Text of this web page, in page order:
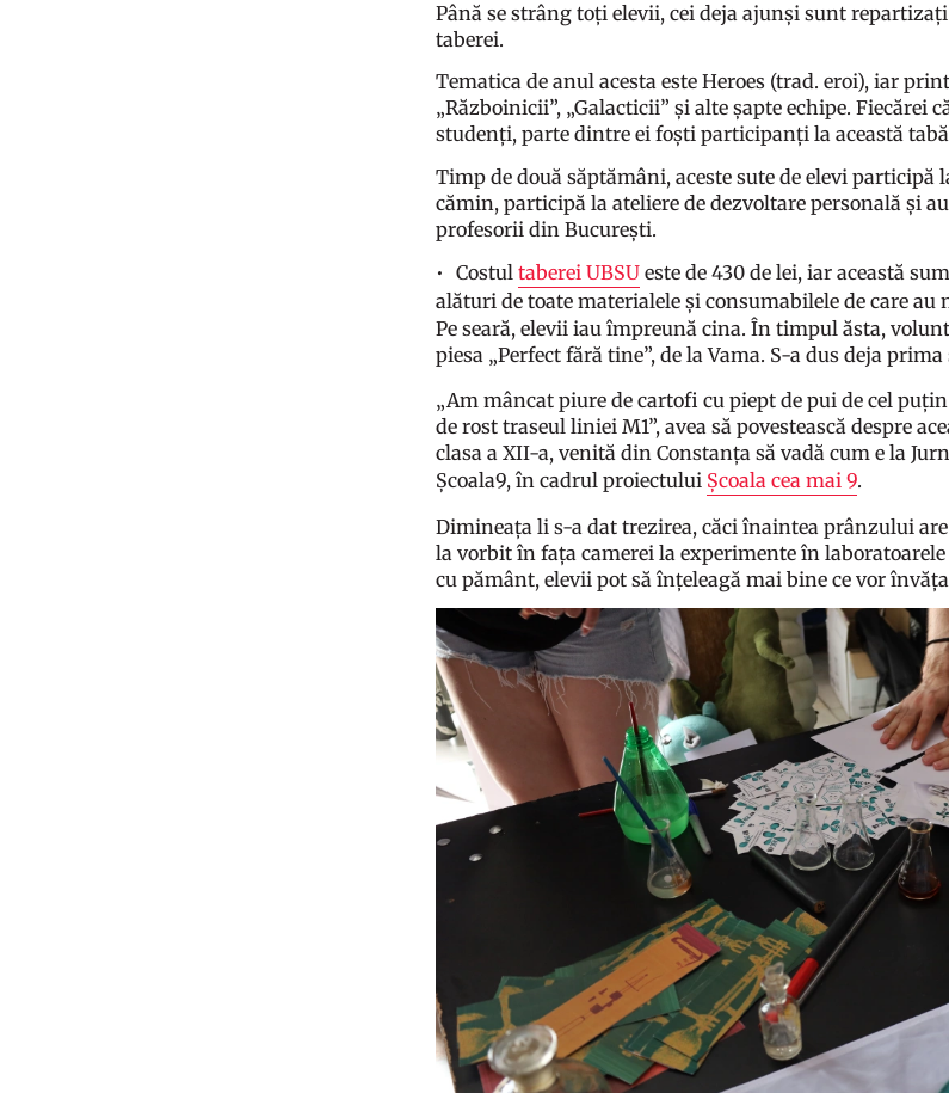
Până se strâng toți elevii, cei deja ajunși sunt
taberei.
Tematica de anul acesta este Heroes (trad. eroi), iar
„Războinicii”, „Galacticii” și alte șapte echipe.
studenți, parte dintre ei foști participanți la această
Timp de două săptămâni, aceste sute de elevi
cămin, participă la ateliere de dezvoltare personală și
profesorii din București.
Costultaberei UBSU este de 430 de lei, iar această
alături de toate materialele și consumabilele de care
Pe seară, elevii iau împreună cina. În timpul ăsta,
piesa „Perfect fără tine”, de la Vama. S-a dus deja prima
„Am mâncat piure de cartofi cu piept de pui de cel
de rost traseul liniei M1”, avea să povestească despre
clasa a XII-a, venită din Constanța să vadă cum e la
Școala9, în cadrul proiectului Școala cea mai 9.
Dimineața li s-a dat trezirea, căci înaintea prânzului
la vorbit în fața camerei la experimente în
cu pământ, elevii pot să înțeleagă mai bine ce vor